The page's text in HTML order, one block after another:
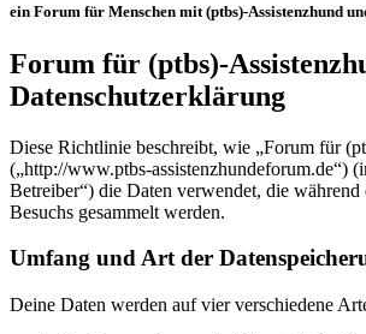
ein Forum für Menschen mit (ptbs)-Assistenzhund
Forum für (ptbs)-
Datenschutzerklärung
Diese Richtlinie beschreibt, wie „Forum für
(„http://www.ptbs-assistenzhundeforum.de“)
Betreiber“) die Daten verwendet, die während
Besuchs gesammelt werden.
Umfang und Art der
Deine Daten werden auf vier verschiedene